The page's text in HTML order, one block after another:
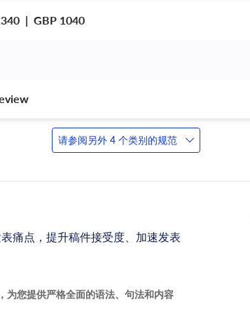
|  GBP 1040
请参阅另外 4 个类别的规范
痛点，提升稿件接受度、加速发表
为您提供严格全面的语法、句法和内容